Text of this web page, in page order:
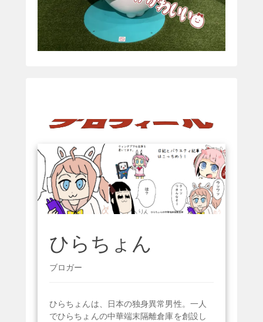
ひらちょん
ブロガー
ひらちょんは、日本の独身異常男性。一人
でひらちょんの中華端末隔離倉庫を創設し